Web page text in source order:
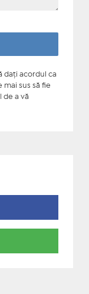
daţi acordul ca
sus să fie
de a vă